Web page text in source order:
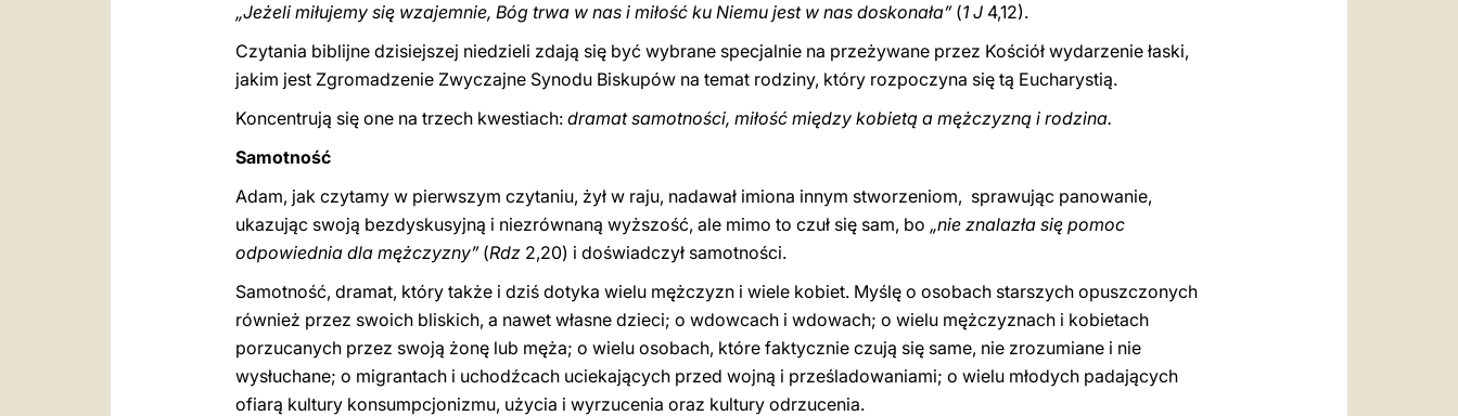
„Jeżeli miłujemy się wzajemnie, Bóg trwa w nas i miłość ku Niemu jest w nas doskonała”(1 J 4,12).
Czytania biblijne dzisiejszej niedzieli zdają się być wybrane specjalnie na przeżywane przez Kościół wydarzenie łaski,
jakim jest Zgromadzenie Zwyczajne Synodu Biskupów na temat rodziny, który rozpoczyna się tą Eucharystią.
Koncentrują się one na trzech kwestiach: dramat samotności, miłość między kobietą a mężczyzną i rodzina.
Samotność
Adam, jak czytamy w pierwszym czytaniu, żył w raju, nadawał imiona innym stworzeniom, sprawując panowanie,
ukazując swoją bezdyskusyjną i niezrównaną wyższość, ale mimo to czuł się sam, bo „nie znalazła się pomoc
odpowiednia dla mężczyzny” (Rdz 2,20) i doświadczył samotności.
Samotność, dramat, który także i dziś dotyka wielu mężczyzn i wiele kobiet. Myślę o osobach starszych opuszczonych
również przez swoich bliskich, a nawet własne dzieci; o wdowcach i wdowach; o wielu mężczyznach i kobietach
porzucanych przez swoją żonę lub męża; o wielu osobach, które faktycznie czują się same, nie zrozumiane i nie
wysłuchane; o migrantach i uchodźcach uciekających przed wojną i prześladowaniami; o wielu młodych padających
ofiarą kultury konsumpcjonizmu, użycia i wyrzucenia oraz kultury odrzucenia.